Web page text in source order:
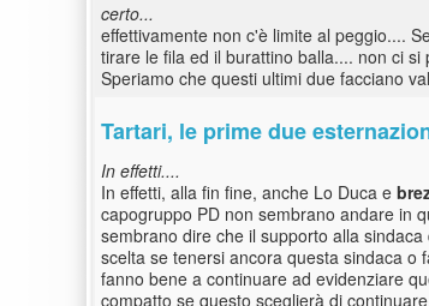
certo...
effettivamente non c'è limite al peggio....
tirare le fila ed il burattino balla.... non ci
Speriamo che questi ultimi due facciano
Tartari, le prime due
In effetti....
In effetti, alla fin fine, anche Lo Duca e
capogruppo PD non sembrano andare in
sembrano dire che il supporto alla
scelta se tenersi ancora questa sindaca o
fanno bene a continuare ad evidenziare
compatto se questo sceglierà di